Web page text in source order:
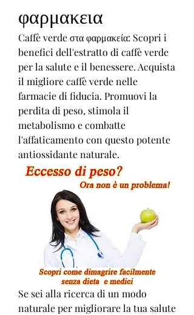
φαρμακεια
Caffè verde στα φαρμακεία: Scopri i
benefici dell'estratto di caffè verde
per la salute e il benessere. Acquista
il migliore caffè verde nelle
farmacie di fiducia. Promuovi la
perdita di peso, stimola il
metabolismo e combatte
l'affaticamento con questo potente
antiossidante naturale.
Se sei alla ricerca di un modo
naturale per migliorare la tua salute